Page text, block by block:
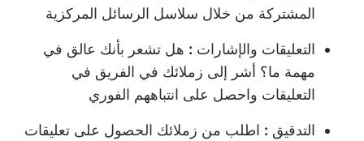
المشتركة من خلال سلاسل الرسائل المركزية
التعليقات والإشارات : هل تشعر بأنك عالق في
مهمة ما؟ أشر إلى زملائك في الفريق في
التعليقات واحصل على انتباههم الفوري
التدقيق : اطلب من زملائك الحصول على تعليقات